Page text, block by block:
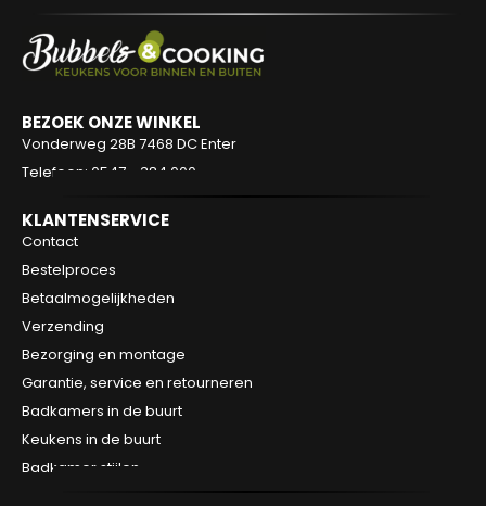
BEZOEK ONZE WINKEL
Vonderweg 28B 7468 DC Enter
Telefoon: 0547 - 384 000
KLANTENSERVICE
Contact
Bestelproces
Betaalmogelijkheden
Verzending
Bezorging en montage
Garantie, service en retourneren
Badkamers in de buurt
Keukens in de buurt
Badkamer stijlen